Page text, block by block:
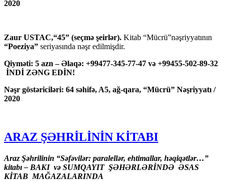
2020
Zaur USTAC,“45” (seçmə şeirlər). Kitab “Mücrü”nəşriyyatının
“Poeziya” seriyasında nəşr edilmişdir.
Qiyməti: 5 azn – Əlaqə: +99477-345-77-47 və +99455-502-89-32
İNDİ ZƏNG EDİN!
Nəşr göstəriciləri: 64 səhifə, A5, ağ-qara, “Mücrü” Nəşriyyatı /
2020
ARAZ ŞƏHRİLİNİN KİTABI
Araz Şəhrilinin “Səfəvilər: paralellər, ehtimallar, həqiqətlər…”
kitabı – BAKI və SUMQAYIT ŞƏHƏRLƏRİNDƏ ƏSAS
KİTAB MAĞAZALARINDA